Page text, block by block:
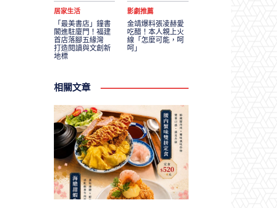
居家生活
「最美書店」鐘書
閣進駐廈門！福建
首店落腳五緣灣
打造閱讀與文創新
地標
影劇推薦
金靖爆料張凌赫愛
吃醋！本人親上火
線「怎麼可能，呵
呵」
相關文章